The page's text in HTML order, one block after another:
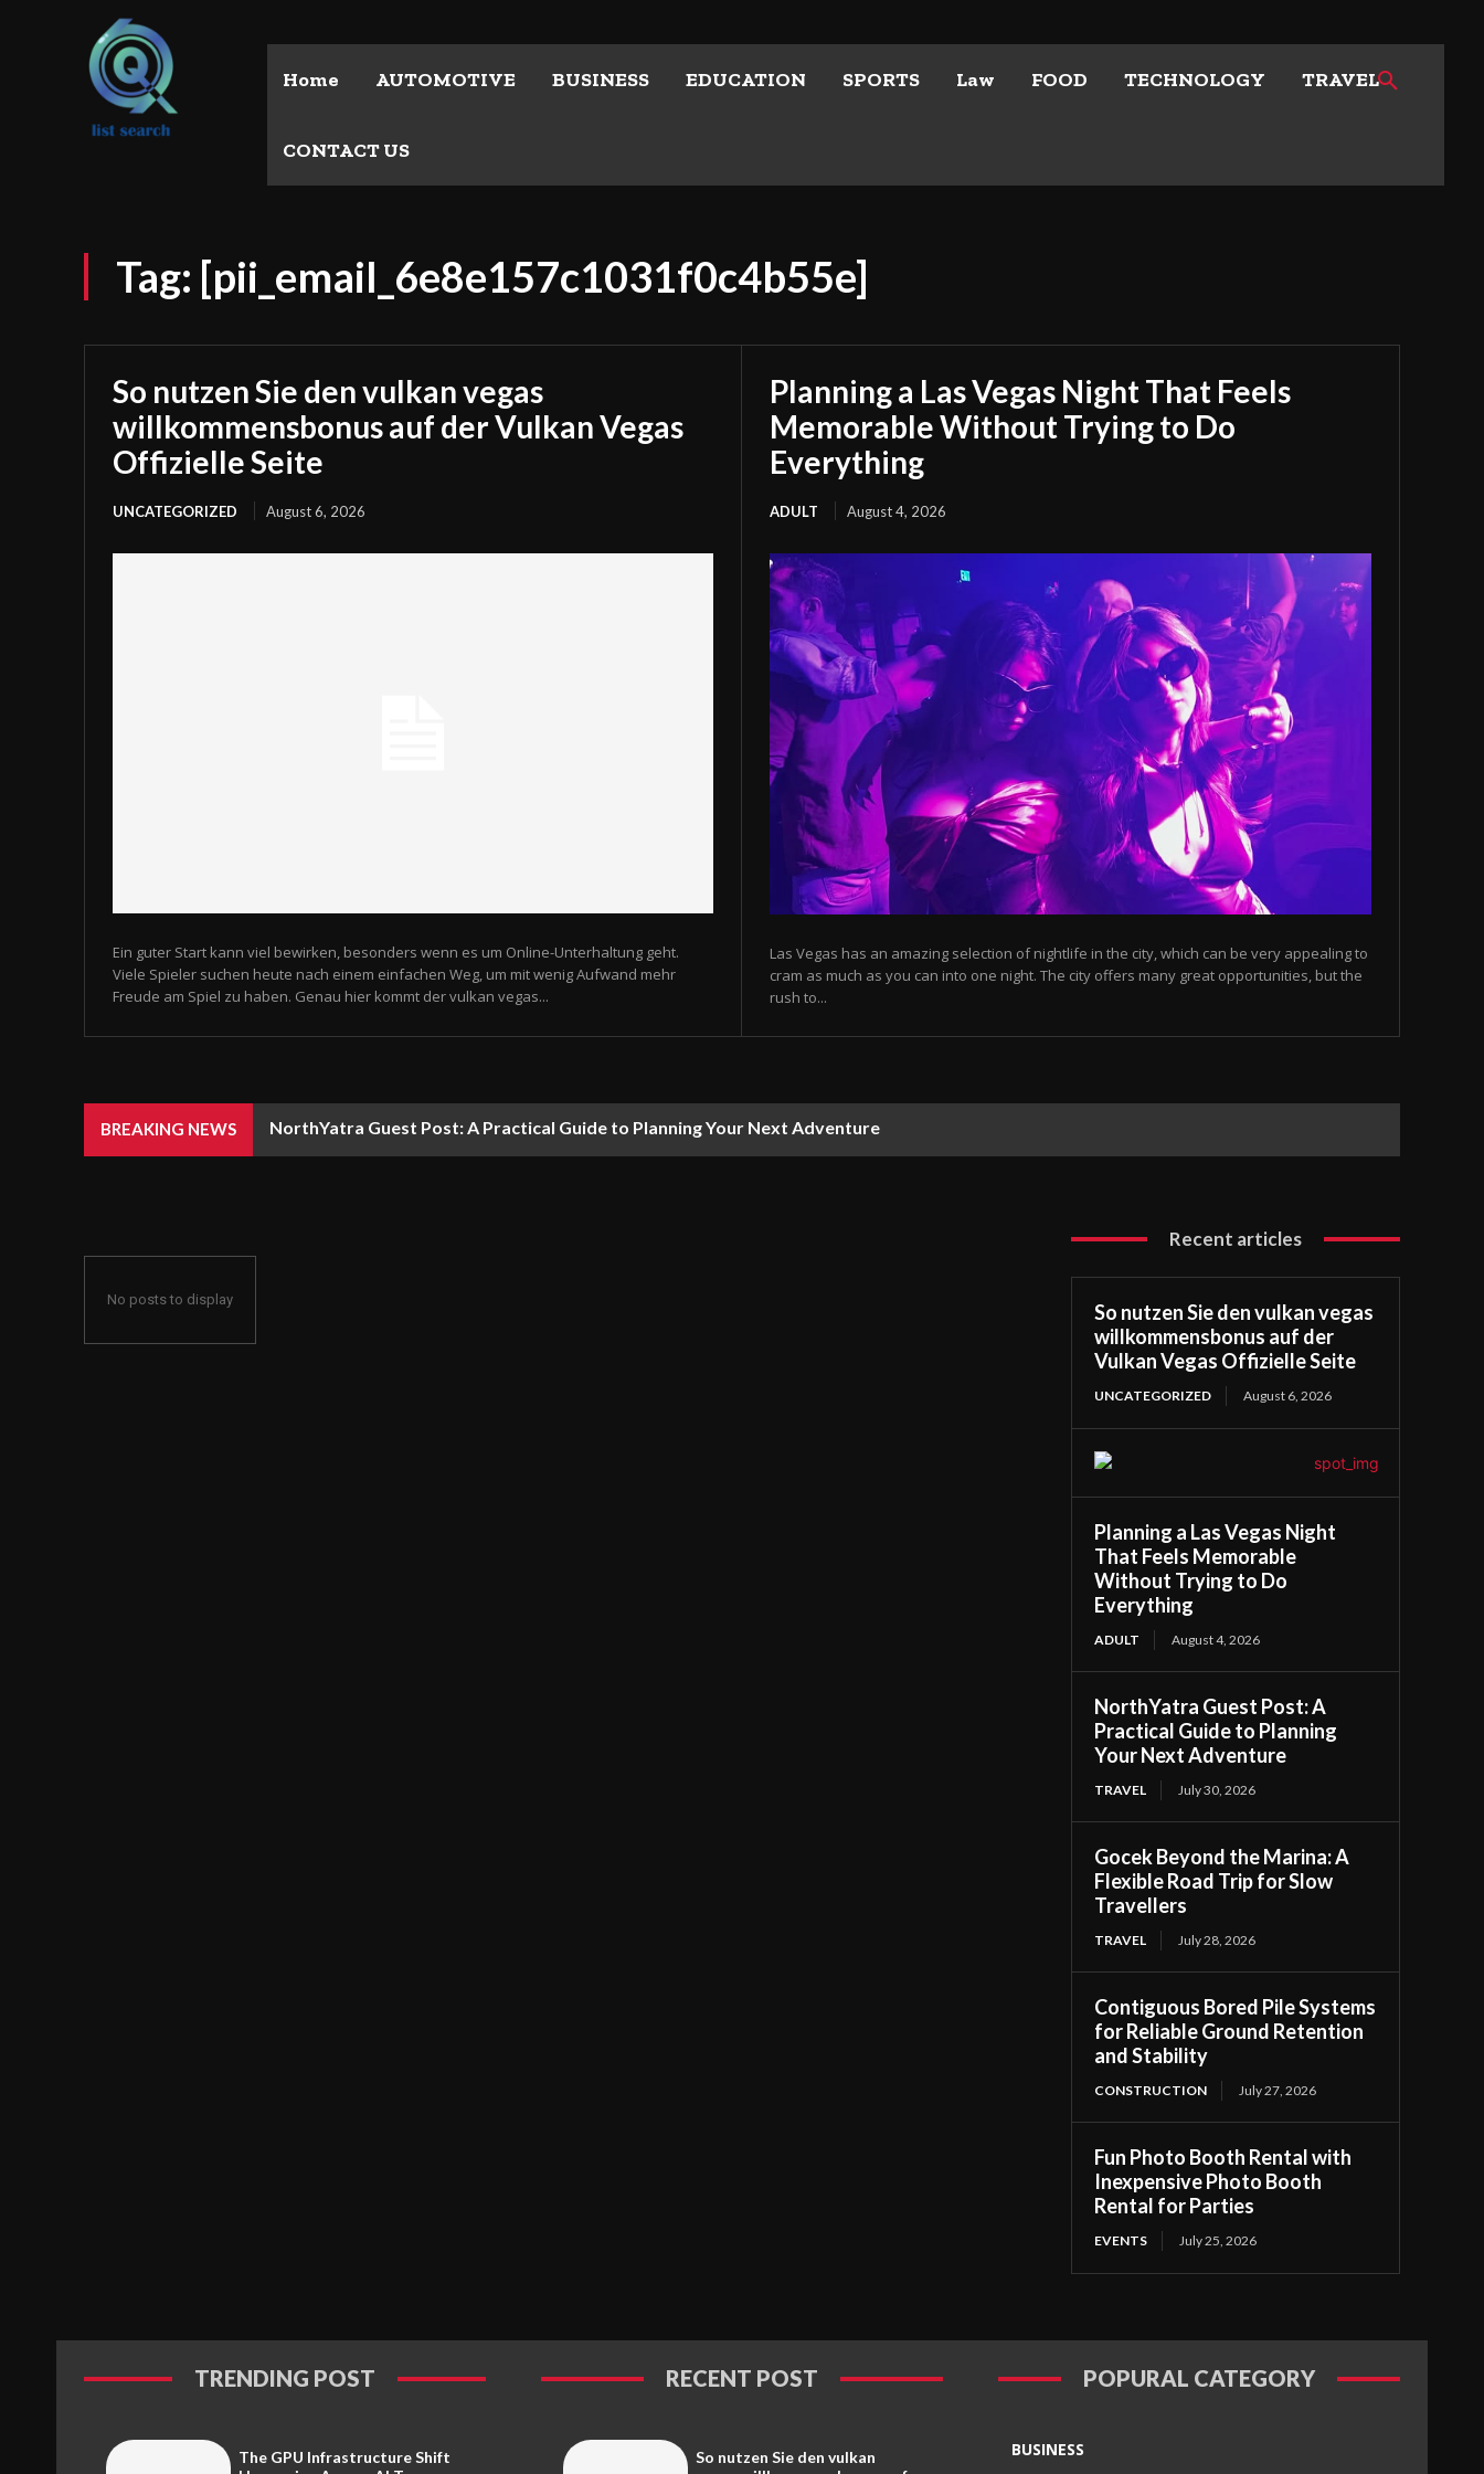
Home AUTOMOTIVE BUSINESS EDUCATION SPORTS Law FOOD TECHNOLOGY TRAVEL
CONTACT US
Tag: [pii_email_6e8e157c1031f0c4b55e]
So nutzen Sie den vulkan vegas
willkommensbonus auf der Vulkan Vegas
Offizielle Seite
UNCATEGORIZED August 6, 2026
Ein guter Start kann viel bewirken, besonders wenn es um Online-Unterhaltung geht.
Viele Spieler suchen heute nach einem einfachen Weg, um mit wenig Aufwand mehr
Freude am Spiel zu haben. Genau hier kommt der vulkan vegas...
Planning a Las Vegas Night That Feels
Memorable Without Trying to Do
Everything
ADULT August 4, 2026
Las Vegas has an amazing selection of nightlife in the city, which can be very appealing to
cram as much as you can into one night. The city offers many great opportunities, but the
rush to...
BREAKING NEWS NorthYatra Guest Post: A Practical Guide to Planning Your Next Adventure
No posts to display
Recent articles
So nutzen Sie den vulkan vegas
willkommensbonus auf der
Vulkan Vegas Offizielle Seite
UNCATEGORIZED August 6, 2026
Planning a Las Vegas Night
That Feels Memorable
Without Trying to Do
Everything
ADULT August 4, 2026
NorthYatra Guest Post: A
Practical Guide to Planning
Your Next Adventure
TRAVEL July 30, 2026
Gocek Beyond the Marina: A
Flexible Road Trip for Slow
Travellers
TRAVEL July 28, 2026
Contiguous Bored Pile Systems
for Reliable Ground Retention
and Stability
CONSTRUCTION July 27, 2026
Fun Photo Booth Rental with
Inexpensive Photo Booth
Rental for Parties
EVENTS July 25, 2026
TRENDING POST
The GPU Infrastructure Shift
RECENT POST
So nutzen Sie den vulkan
POPURAL CATEGORY
BUSINESS